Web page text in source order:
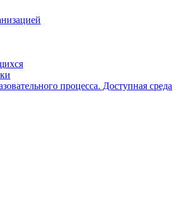
процесса. Доступная среда